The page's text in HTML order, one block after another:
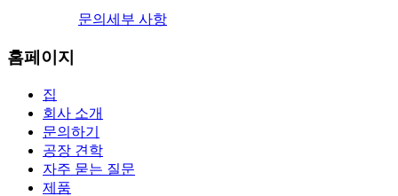
문의 세부 사항
홈페이지
집
회사 소개
문의하기
공장 견학
자주 묻는 질문
제품